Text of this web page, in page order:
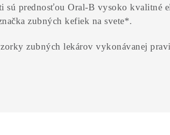
sú prednosťou Oral-B vysoko kvalitné
zubných kefiek na svete*.
zubných lekárov vykonávanej